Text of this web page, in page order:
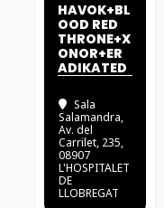
HAVOK+BL
OOD RED
THRONE+X
ONOR+ER
ADIKATED
Sala
Salamandra,
Av. del
Carrilet, 235,
08907
L'HOSPITALET
DE
LLOBREGAT